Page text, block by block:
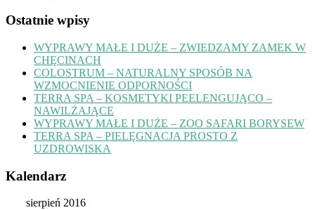
Ostatnie wpisy
WYPRAWY MAŁE I DUŻE – ZWIEDZAMY ZAMEK W
CHĘCINACH
COLOSTRUM – NATURALNY SPOSÓB NA
WZMOCNIENIE ODPORNOŚCI
TERRA SPA – KOSMETYKI PEELENGUJĄCO –
NAWILŻAJĄCE
WYPRAWY MAŁE I DUŻE – ZOO SAFARI BORYSEW
TERRA SPA – PIELĘGNACJA PROSTO Z
UZDROWISKA
Kalendarz
sierpień 2016